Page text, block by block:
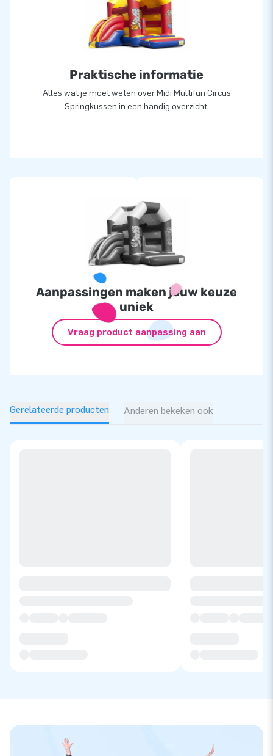
Praktische informatie
Alles wat je moet weten over Midi Multifun Circus
Springkussen in een handig overzicht.
Aanpassingen maken jouw keuze
uniek
Vraag product aanpassing aan
Gerelateerde producten Anderen bekeken ook